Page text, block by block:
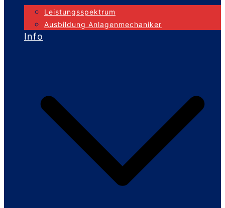
Leistungsspektrum
Ausbildung Anlagenmechaniker
Info